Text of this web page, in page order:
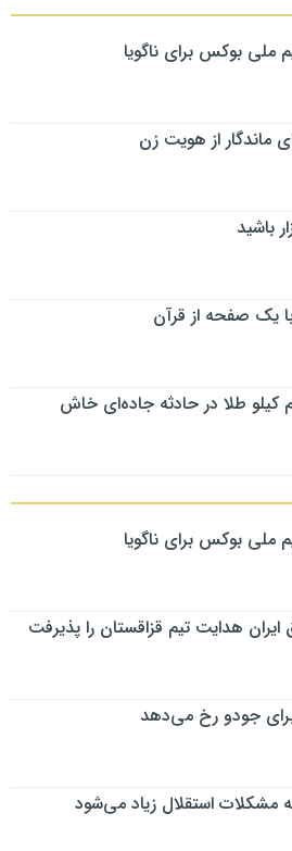
ملی بوکس برای ناگویا
ماندگار از هویت زن
باشید
یک صفحه از قرآن
طلا در حادثه جاده‌ای خاش
ملی بوکس برای ناگویا
هدایت تیم قزاقستان را پذیرفت
برای جودو رخ می‌دهد
مشکلات استقلال زیاد می‌شود